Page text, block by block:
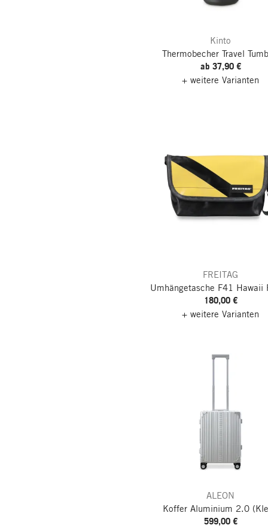
Kinto
Thermobecher Travel
ab 37,90 €
+ weitere Varianten
FREITAG
Umhängetasche F41 Hawaii
180,00 €
+ weitere Varianten
ALEON
Koffer Aluminium 2.0
599,00 €